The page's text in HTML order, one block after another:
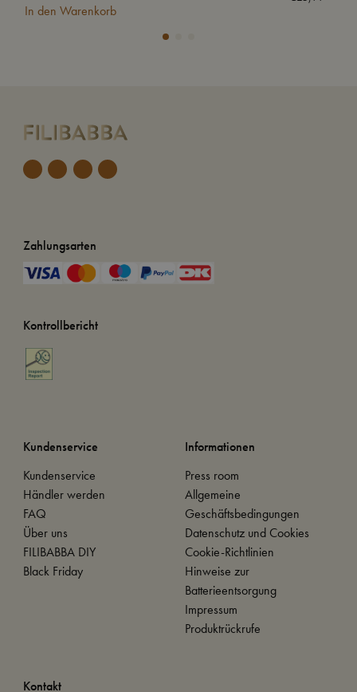
In den Warenkorb
Zahlungsarten
Kontrollbericht
Kundenservice
Kundenservice
Händler werden
FAQ
Über uns
FILIBABBA DIY
Black Friday
Informationen
Press room
Allgemeine
Geschäftsbedingungen
Datenschutz und Cookies
Cookie-Richtlinien
Hinweise zur
Batterieentsorgung
Impressum
Produktrückrufe
Kontakt